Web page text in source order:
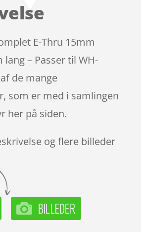
E-Thru 15mm
lang – Passer til WH-
de mange
som er med i samlingen
her på siden.
og flere billeder